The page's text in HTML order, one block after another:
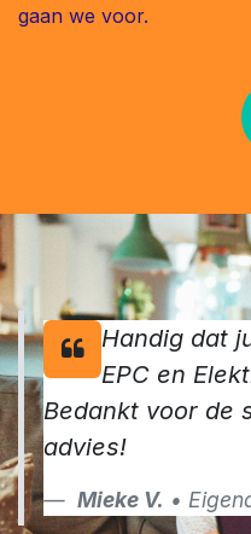
gaan we voor.
Handig dat
EPC en
Bedankt voor de
advies!
Mieke V. •